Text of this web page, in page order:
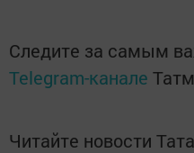
Следите за самым
Telegram-канале
Читайте новости